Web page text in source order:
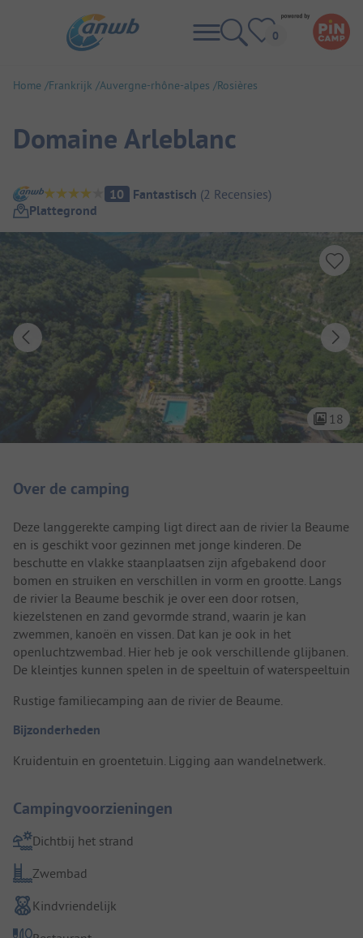
Home Frankrijk Auvergne-rhône-alpes Rosières
Domaine Arleblanc
Camping overzicht
10 Fantastisch (2 Recensies)
Plattegrond
18
Over de camping
Deze langgerekte camping ligt direct aan de rivier la Beaume
en is geschikt voor gezinnen met jonge kinderen. De
beschutte en vlakke staanplaatsen zijn afgebakend door
bomen en struiken en verschillen in vorm en grootte. Langs
de rivier la Beaume beschik je over een door rotsen,
kiezelstenen en zand gevormde strand, waarin je kan
zwemmen, kanoën en vissen. Dat kan je ook in het
openluchtzwembad. Hier heb je ook verschillende glijbanen.
De kleintjes kunnen spelen in de speeltuin of waterspeeltuin
Rustige familiecamping aan de rivier de Beaume.
Bijzonderheden
Kruidentuin en groentetuin. Ligging aan wandelnetwerk.
Campingvoorzieningen
Dichtbij het strand
Zwembad
Kindvriendelijk